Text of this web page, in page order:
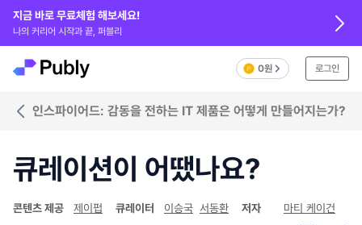
지금 바로 무료체험 해보세요!
나의 커리어 시작과 끝, 퍼블리
0원 로그인
인스파이어드: 감동을 전하는 IT 제품은 어떻게 만들어지는가?
큐레이션이 어땠나요?
콘텐츠 제공 제이펍 큐레이터 이승국 서동환 저자 마티 케이건